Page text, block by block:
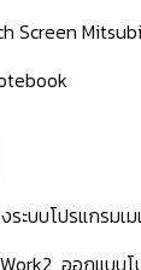
Screen
ะบบโปรแกรมเ